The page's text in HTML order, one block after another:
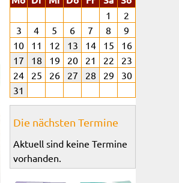
1
2
3
4 5 6 7 8
9
10
11 12 13 14 15
16
17
18 19 20 21 22
23
24
25 26 27 28 29
30
31
Die nächsten Termine
Aktuell sind keine Termine
vorhanden.